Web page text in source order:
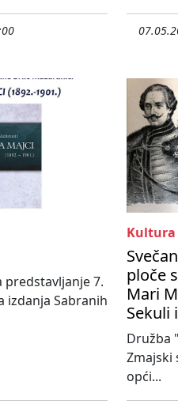
predstavljanje 7.
izdanja Sabranih
Kultura
ploče
Mari
Sekuli
Družba
Zmajski
opći...